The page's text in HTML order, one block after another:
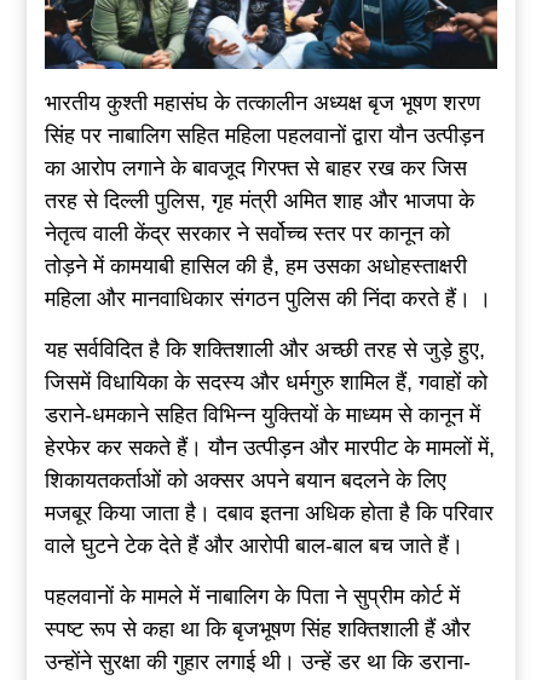
भारतीय कुश्ती महासंघ के तत्कालीन अध्यक्ष बृज भूषण शरण
सिंह पर नाबालिग सहित महिला पहलवानों द्वारा यौन उत्पीड़न
का आरोप लगाने के बावजूद गिरफ्त से बाहर रख कर जिस
तरह से दिल्ली पुलिस, गृह मंत्री अमित शाह और भाजपा के
नेतृत्व वाली केंद्र सरकार ने सर्वोच्च स्तर पर कानून को
तोड़ने में कामयाबी हासिल की है, हम उसका अधोहस्ताक्षरी
महिला और मानवाधिकार संगठन पुलिस की निंदा करते हैं। ।
यह सर्वविदित है कि शक्तिशाली और अच्छी तरह से जुड़े हुए,
जिसमें विधायिका के सदस्य और धर्मगुरु शामिल हैं, गवाहों को
डराने-धमकाने सहित विभिन्न युक्तियों के माध्यम से कानून में
हेरफेर कर सकते हैं। यौन उत्पीड़न और मारपीट के मामलों में,
शिकायतकर्ताओं को अक्सर अपने बयान बदलने के लिए
मजबूर किया जाता है। दबाव इतना अधिक होता है कि परिवार
वाले घुटने टेक देते हैं और आरोपी बाल-बाल बच जाते हैं।
पहलवानों के मामले में नाबालिग के पिता ने सुप्रीम कोर्ट में
स्पष्ट रूप से कहा था कि बृजभूषण सिंह शक्तिशाली हैं और
उन्होंने सुरक्षा की गुहार लगाई थी। उन्हें डर था कि डराना-